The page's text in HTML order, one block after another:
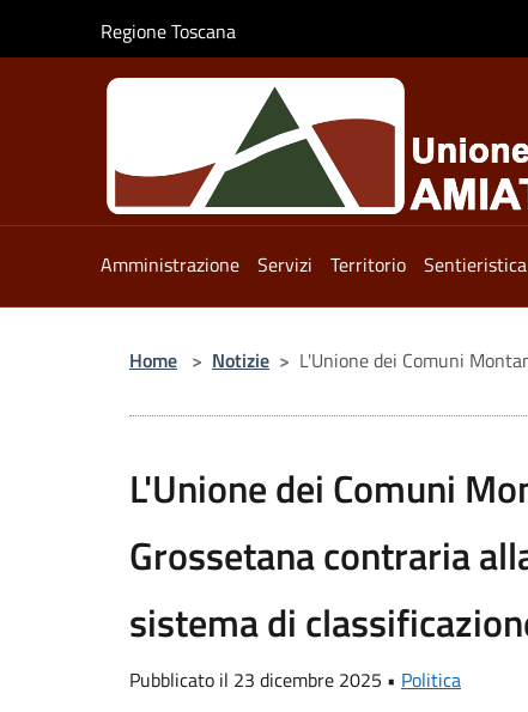
Regione Toscana
Amministrazione Servizi Territorio Sentieristica
Home > Notizie > L'Unione dei Comuni
L'Unione dei Comuni
Grossetana contraria
sistema di
Pubblicato il 23 dicembre 2025 • Politica